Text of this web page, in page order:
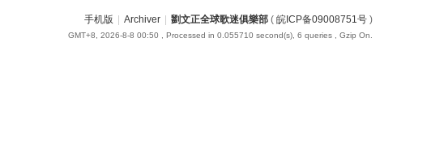
手机版 Archiver 劉文正全球歌迷俱樂部 ( 皖ICP备09008751号 )
GMT+8, 2026-8-8 00:50 , Processed in 0.055710 second(s), 6 queries , Gzip On.